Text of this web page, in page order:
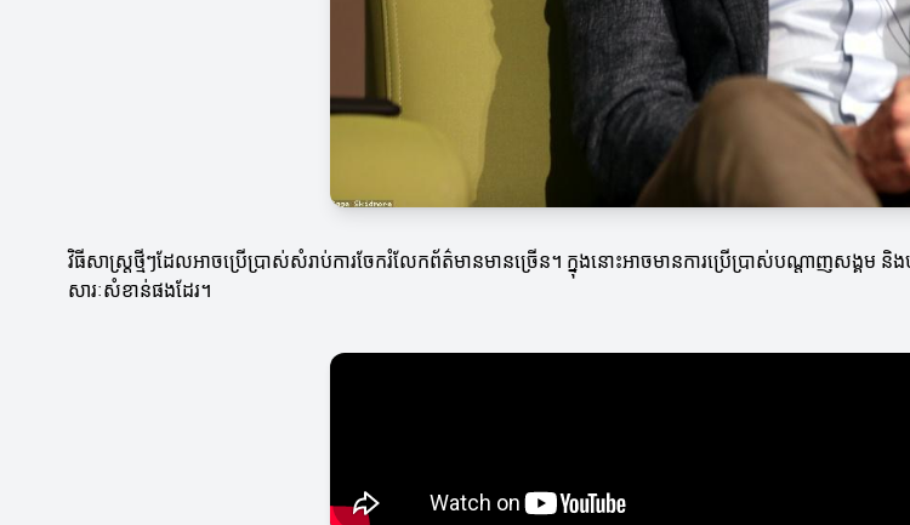
វិធីសាស្ត្រថ្មីៗដែលអាចប្រើប្រាស់សំរាប់ការចែករំលែកព័ត៌មានមានច្រើន។ ក្នុងនោះអាចមានការប្រើប្រាស់បណ្តាញសង្គ
សារៈសំខាន់ផងដែរ។